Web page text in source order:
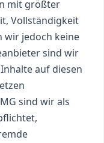
mit größter
Vollständigkeit
wir jedoch keine
sind wir
auf diesen
sind wir als